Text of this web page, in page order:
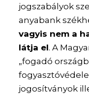
jogszabályok
anyabank
vagyis nem a
látja el. A
„fogadó
jogosítványok